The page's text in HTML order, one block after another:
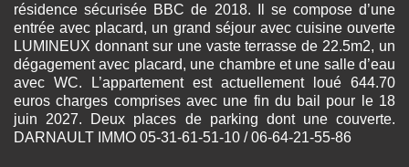
résidence sécurisée BBC de 2018. Il se compose d’une
entrée avec placard, un grand séjour avec cuisine ouverte
LUMINEUX donnant sur une vaste terrasse de 22.5m2, un
dégagement avec placard, une chambre et une salle d’eau
avec WC. L’appartement est actuellement loué 644.70
euros charges comprises avec une fin du bail pour le 18
juin 2027. Deux places de parking dont une couverte.
DARNAULT IMMO 05-31-61-51-10 / 06-64-21-55-86